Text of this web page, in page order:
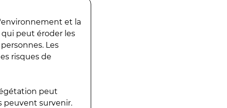
et la
peut éroder les
Les
risques de
peut
peuvent survenir.